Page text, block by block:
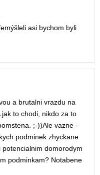
asi bychom byli
a brutalni vrazdu na
to chodi, nikdo za to
;-))Ale vazne -
podminek zhyckane
domorodym
podminkam? Notabene